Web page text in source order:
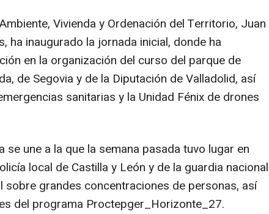
Vivienda y Ordenación del Territorio, Juan
ha inaugurado la jornada inicial, donde ha
en la organización del curso del parque de
de Segovia y de la Diputación de Valladolid, así
sanitarias y la Unidad Fénix de drones
se une a la que la semana pasada tuvo lugar en
local de Castilla y León y de la guardia nacional
sobre grandes concentraciones de personas, así
del programa Proctepger_Horizonte_27.